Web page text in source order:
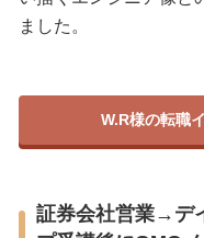
ました。
W.R様の転職
証券会社営業→デ